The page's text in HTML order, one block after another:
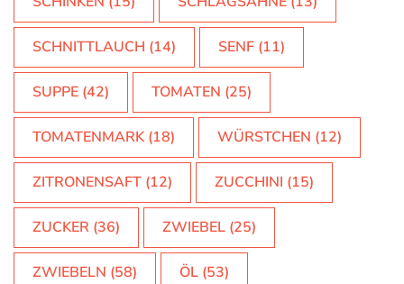
SUPPE(42) TOMATEN(25)
TOMATENMARK(18) WÜRSTCHEN
ZITRONENSAFT(12) ZUCCHINI(15)
ZUCKER(36) ZWIEBEL(25)
ZWIEBELN(58) ÖL(53)